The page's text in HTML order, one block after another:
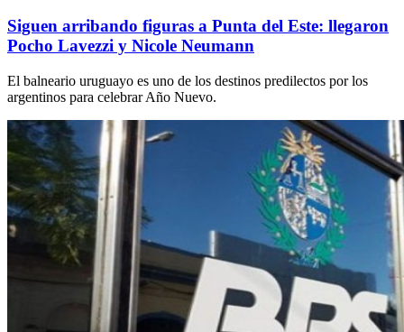
Siguen arribando figuras a Punta del Este: llegaron
Pocho Lavezzi y Nicole Neumann
El balneario uruguayo es uno de los destinos predilectos por los
argentinos para celebrar Año Nuevo.